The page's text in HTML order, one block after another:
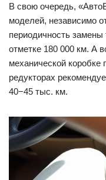
В свою очередь,
моделей, независимо
периодичность
отметке 180 000 км. А
механической коробке
редукторах
40−45 тыс. км.